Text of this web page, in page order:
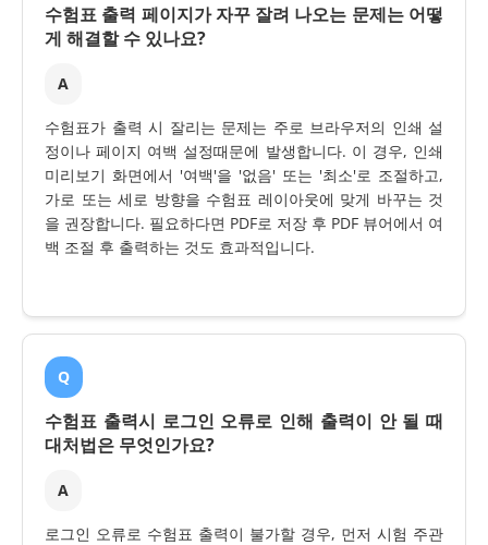
수험표 출력 페이지가 자꾸 잘려 나오는 문제는 어떻
게 해결할 수 있나요?
A
수험표가 출력 시 잘리는 문제는 주로 브라우저의 인쇄 설
정이나 페이지 여백 설정때문에 발생합니다. 이 경우, 인쇄
미리보기 화면에서 '여백'을 '없음' 또는 '최소'로 조절하고,
가로 또는 세로 방향을 수험표 레이아웃에 맞게 바꾸는 것
을 권장합니다. 필요하다면 PDF로 저장 후 PDF 뷰어에서 여
백 조절 후 출력하는 것도 효과적입니다.
Q
수험표 출력시 로그인 오류로 인해 출력이 안 될 때
대처법은 무엇인가요?
A
로그인 오류로 수험표 출력이 불가할 경우, 먼저 시험 주관